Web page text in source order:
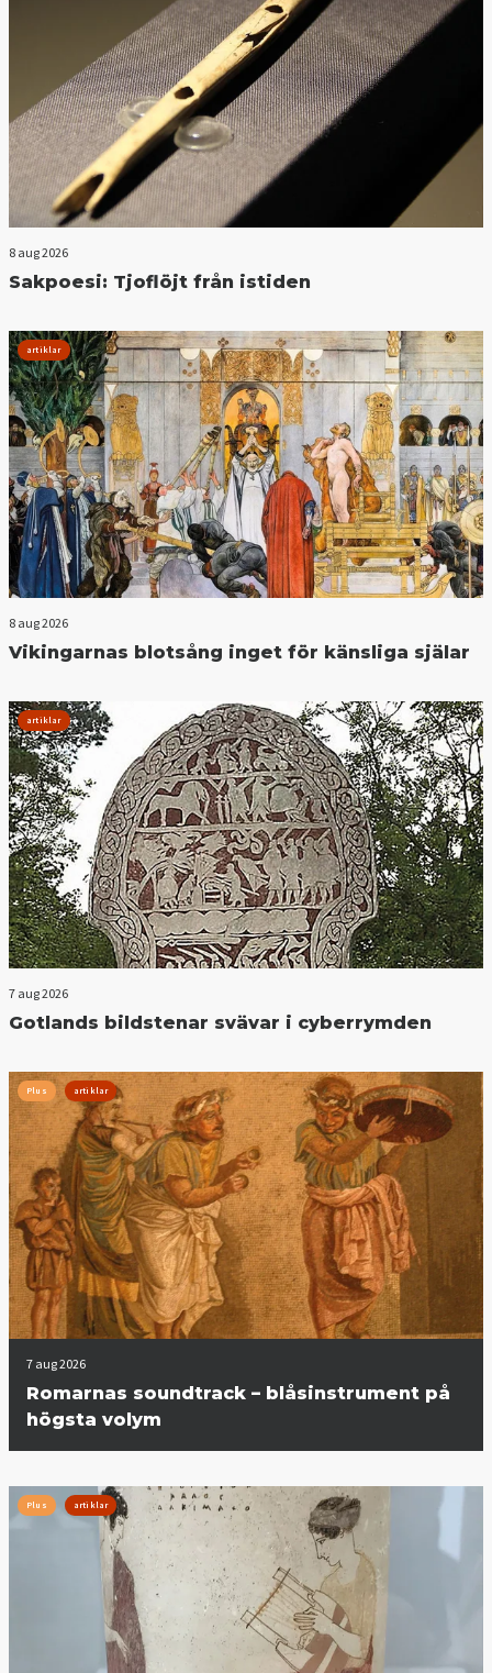
8 aug 2026
Sakpoesi: Tjoflöjt från istiden
artiklar
8 aug 2026
Vikingarnas blotsång inget för känsliga själar
artiklar
7 aug 2026
Gotlands bildstenar svävar i cyberrymden
Plus artiklar
7 aug 2026
Romarnas soundtrack – blåsinstrument på
högsta volym
Plus artiklar